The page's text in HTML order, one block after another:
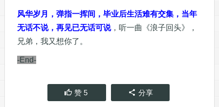
风华岁月，弹指一挥间，毕业后生活难有交集，当年
无话不说，再见已无话可说，听一曲《浪子回头》，
兄弟，我又想你了。
-End-
赞 5 分享